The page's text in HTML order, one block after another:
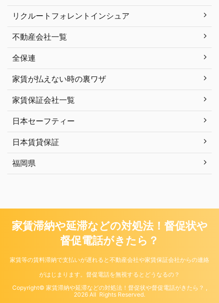
リクルートフォレントインシュア
不動産会社一覧
全保連
家賃が払えない時の裏ワザ
家賃保証会社一覧
日本セーフティー
日本賃貸保証
福岡県
家賃滞納や延滞などの対処法！督促状や
督促電話がきたら？
家賃等の賃料滞納で支払いが遅れると不動産会社や家賃保証会社からの連絡
がはじまります。督促電話を無視するとどうなるの？
Copyright© 家賃滞納や延滞などの対処法！督促状や督促電話がきたら？ ,
2026 All Rights Reserved.